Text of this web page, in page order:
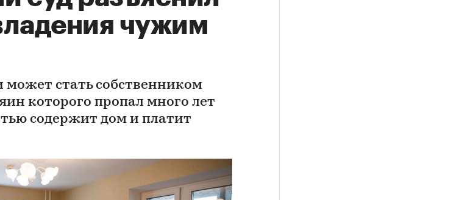
чужим
стать собственником
которого пропал много лет
содержит дом и платит